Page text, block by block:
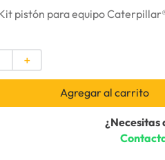
pistón para equipo
＋
Agregar al carrito
¿Necesitas